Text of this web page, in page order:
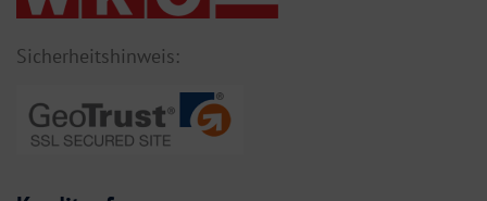
Sicherheitshinweis: